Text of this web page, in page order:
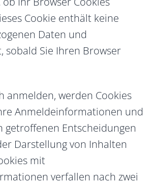
Cookie enthält keine
Daten und
sobald Sie Ihren Browser
anmelden, werden Cookies
Anmeldeinformationen und
getroffenen Entscheidungen
Darstellung von Inhalten
mit
verfallen nach zwei